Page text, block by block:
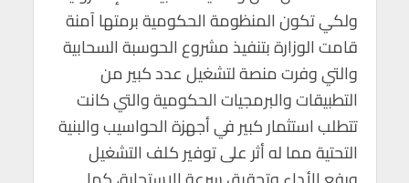
ولكي تكون المنظومة الحكومية برمتها آمنة
قامت الوزارة بتنفيذ مشروع الحوسبة السحابية
والتي وفرت منصة لتشغيل عدد كبير من
التطبيقات والبرمجيات الحكومية والتي كانت
تتطلب استثمار كبير في أجهزة الحواسيب والبنية
التحتية مما له أثر على توفير كلف التشغيل